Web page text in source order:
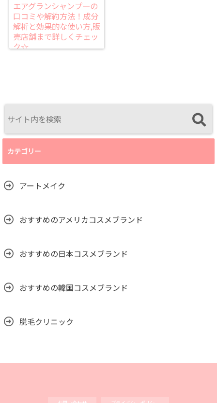
エアグランシャンプーの
口コミや解約方法！成分
解析と効果的な使い方,販
売店舗まで詳しくチェッ
ク☆
カテゴリー
アートメイク
おすすめのアメリカコスメブランド
おすすめの日本コスメブランド
おすすめの韓国コスメブランド
脱毛クリニック